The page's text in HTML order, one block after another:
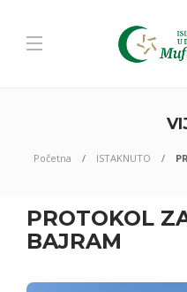
Početna ISTAKNUTO
PROTOKOL
BAJRAM